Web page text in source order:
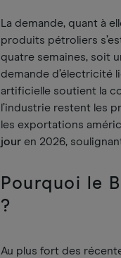
La demande, quant à
produits pétroliers
quatre semaines, soit
demande d’électricité
artificielle soutient la
l’industrie restent les
les exportations
jour en 2026,
Pourquoi le
?
Au plus fort des